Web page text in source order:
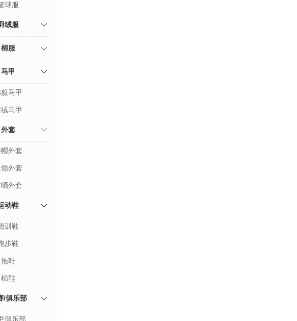
球服
绒服
棉服
马甲
马甲
马甲
外套
外套
外套
晒外套
动鞋
训鞋
步鞋
拖鞋
棉鞋
/俱乐部
俱乐部